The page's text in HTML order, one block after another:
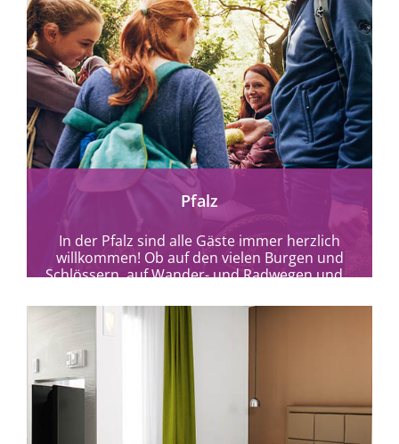
mehr erfahren
Pfalz
In der Pfalz sind alle Gäste immer herzlich
willkommen! Ob auf den vielen Burgen und
Schlössern, auf Wander- und Radwegen und...